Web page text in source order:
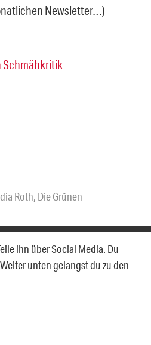
Newsletter…)
Schmähkritik
Roth, Die Grünen
ihn über Social Media. Du
unten gelangst du zu den